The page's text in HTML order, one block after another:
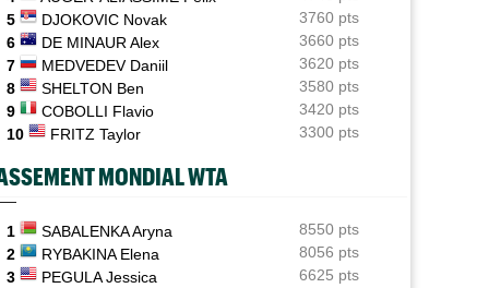
Rybakina ne peut plus être reine, Sabalenka reste n°1
mondiale
12:04
ATP - Montréal
Terence Atmane défie Mensik : à quelle heure et où voir
le match ?
Le Cap d'Agde ouvre une route directe vers le
prestigieux Orange Bowl
11:23
ATP
Gabriel Debru retourne en NCAA, son coach souhaitait
le circuit pro
5
DJOKOVIC Novak
3760 pts
6
DE MINAUR Alex
3660 pts
7
MEDVEDEV Daniil
3620 pts
8
SHELTON Ben
3580 pts
9
COBOLLI Flavio
3420 pts
10
FRITZ Taylor 3300 pts
MONDIAL WTA
1 SABALENKA Aryna
8550 pts
2
RYBAKINA Elena
8056 pts
3
PEGULA Jessica
6625 pts